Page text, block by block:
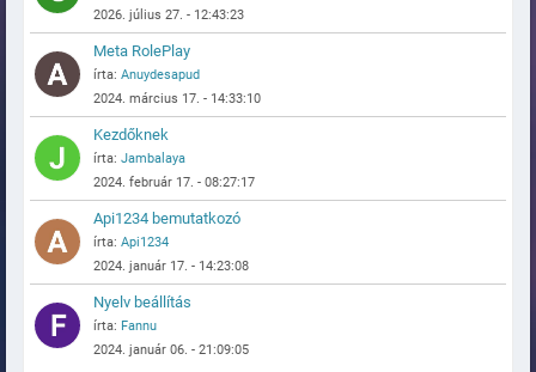
2026. július 27. - 12:43:23
Meta RolePlay
írta: Anuydesapud
2024. március 17. - 14:33:10
Kezdőknek
írta: Jambalaya
2024. február 17. - 08:27:17
Api1234 bemutatkozó
írta: Api1234
2024. január 17. - 14:23:08
Nyelv beállítás
írta: Fannu
2024. január 06. - 21:09:05